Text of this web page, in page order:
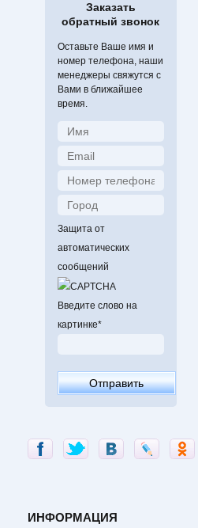
Заказать
обратный звонок
Оставьте Ваше имя и
номер телефона, наши
менеджеры свяжутся с
Вами в ближайшее
время.
Защита от
автоматических
сообщений
Введите слово на
картинке*
ИНФОРМАЦИЯ